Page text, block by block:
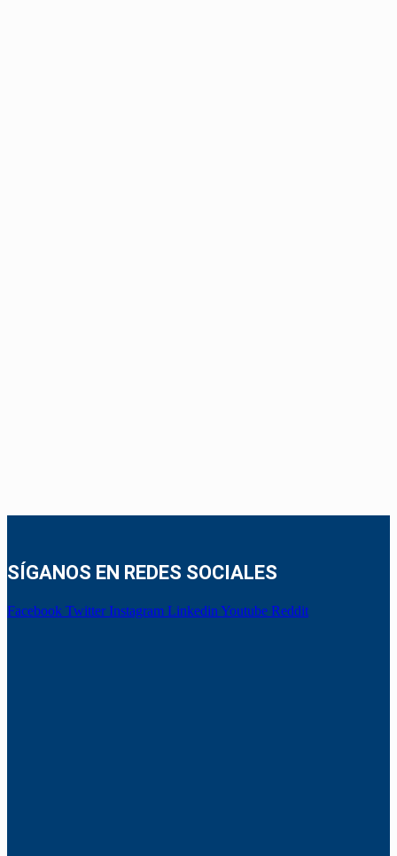
SÍGANOS EN REDES SOCIALES
Facebook Twitter Instagram Linkedin Youtube Reddit